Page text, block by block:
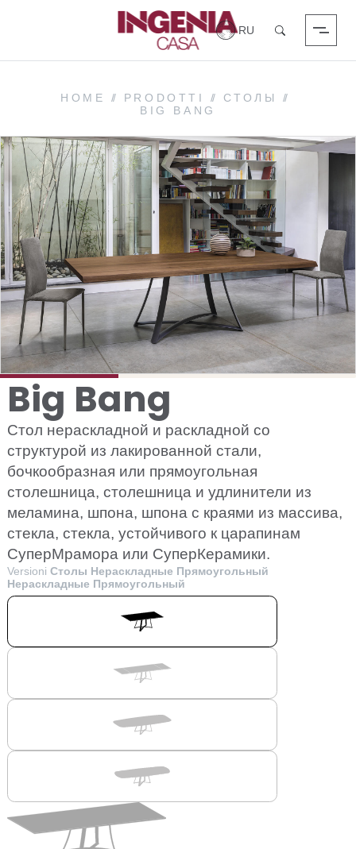
Поиск
Вход в систему
HOME // PRODOTTI // СТОЛЫ
//
BIG BANG
Big Bang
Стол нераскладной и раскладной со
структурой из лакированной стали,
бочкообразная или прямоугольная
столешница, столешница и удлинители из
меламина, шпона, шпона с краями из массива,
стекла, стекла, устойчивого к царапинам
СуперМрамора или СуперКерамики.
Versioni Столы Нераскладные Прямоугольный
Нераскладные Прямоугольный